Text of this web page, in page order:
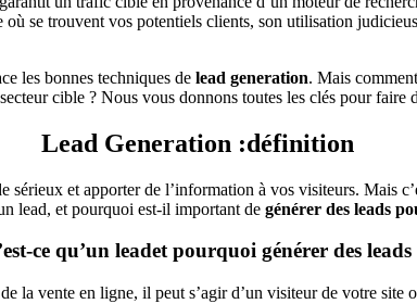
se trouvent vos potentiels clients, son utilisation
les bonnes techniques de lead generation. Mais
cible ? Nous vous donnons toutes les clés pour faire
Lead Generation :définition
et apporter de l’information à vos visiteurs. Mais
lead, et pourquoi est-il important de générer des leads
ce qu’un leadet pourquoi générer des leads
vente en ligne, il peut s’agir d’un visiteur de votre site